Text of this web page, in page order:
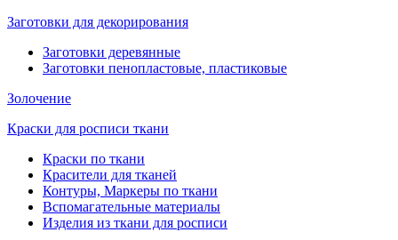
Заготовки для декорирования
Заготовки деревянные
Заготовки пенопластовые, пластиковые
Золочение
Краски для росписи ткани
Краски по ткани
Красители для тканей
Контуры, Маркеры по ткани
Вспомагательные материалы
Изделия из ткани для росписи